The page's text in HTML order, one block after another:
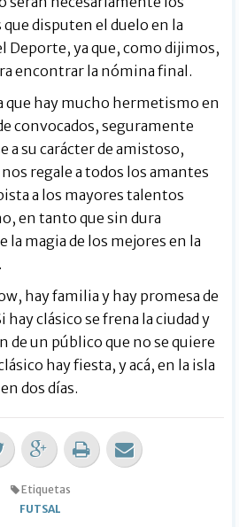
disputen el duelo en la
Deporte, ya que, como dijimos,
encontrar la nómina final.
que hay mucho hermetismo en
convocados, seguramente
a su carácter de amistoso,
regale a todos los amantes
a los mayores talentos
en tanto que sin dura
la magia de los mejores en la
hay familia y hay promesa de
hay clásico se frena la ciudad y
de un público que no se quiere
hay fiesta, y acá, en la isla
dos días.
Etiquetas
FUTSAL